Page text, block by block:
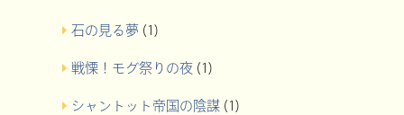
石の見る夢(1)
戦慄！モグ祭りの夜(1)
シャントット帝国の陰謀(1)